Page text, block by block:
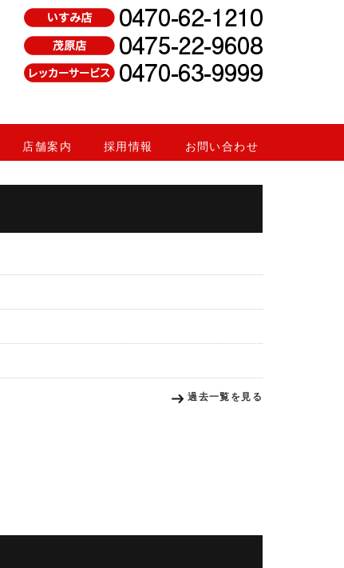
店舗案内 採用情報 お問い合わせ
過去一覧を見る